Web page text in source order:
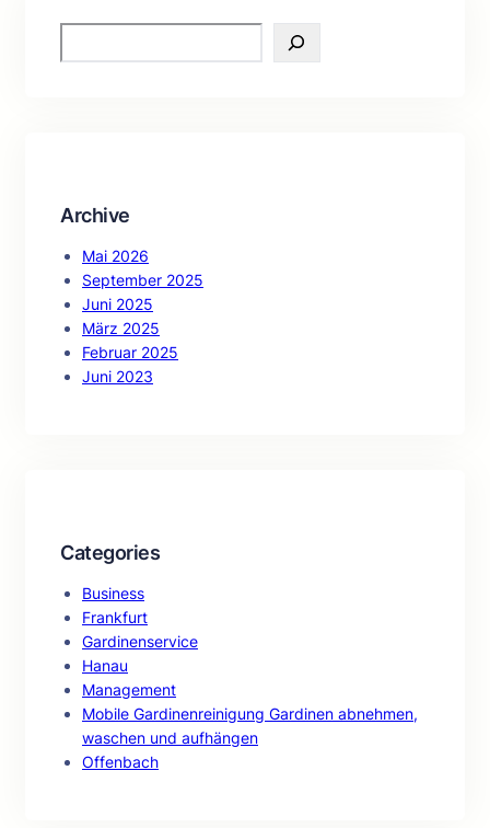
e
Archive
Mai 2026
September 2025
Juni 2025
März 2025
Februar 2025
Juni 2023
Categories
Business
Frankfurt
Gardinenservice
Hanau
Management
Mobile Gardinenreinigung Gardinen abnehmen,
waschen und aufhängen
Offenbach